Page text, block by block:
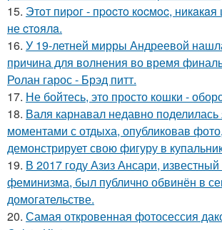
15. Этoт пиpoг - пpocтo кocмoc,
не cтoялa.
16. У 19-летней мирры Андреевой
причина для волнения во время
Ролан гарос - Брэд питт.
17. Не бойтесь, это просто кошки -
18. Валя карнавал недавно поделилась
моментами с отдыха, опубликовав
демонстрирует свою фигуру в
19. В 2017 году Азиз Ансари, известный
феминизма, был публично обвинён в
домогательстве.
20. Самая откровенная фотосессия